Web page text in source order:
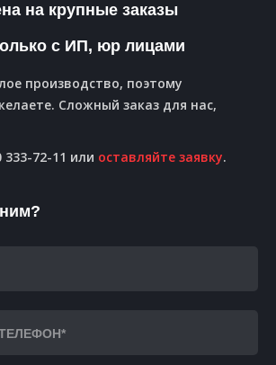
на крупные заказы
с ИП, юр лицами
производство, поэтому
Сложный заказ для нас,
333-72-11 или оставляйте заявку.